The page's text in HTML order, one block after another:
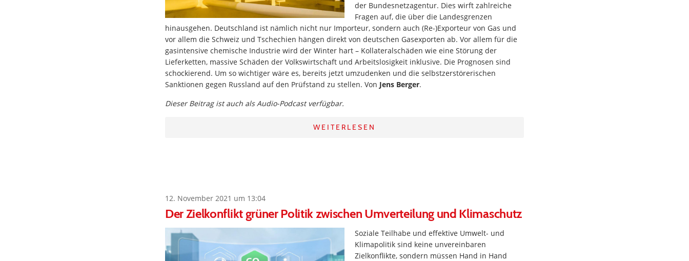
der Bundesnetzagentur. Dies wirft zahlreiche
Fragen auf, die über die Landesgrenzen
hinausgehen. Deutschland ist nämlich nicht nur Importeur, sondern auch (Re-)Exporteur von Gas und
vor allem die Schweiz und Tschechien hängen direkt von deutschen Gasexporten ab. Vor allem für die
gasintensive chemische Industrie wird der Winter hart – Kollateralschäden wie eine Störung der
Lieferketten, massive Schäden der Volkswirtschaft und Arbeitslosigkeit inklusive. Die Prognosen sind
schockierend. Um so wichtiger wäre es, bereits jetzt umzudenken und die selbstzerstörerischen
Sanktionen gegen Russland auf den Prüfstand zu stellen. Von Jens Berger.
Dieser Beitrag ist auch als Audio-Podcast verfügbar.
WEITERLESEN
12. November 2021 um 13:04
Der Zielkonflikt grüner Politik zwischen Umverteilung und Klimaschutz
Soziale Teilhabe und effektive Umwelt- und
Klimapolitik sind keine unvereinbaren
Zielkonflikte, sondern müssen Hand in Hand